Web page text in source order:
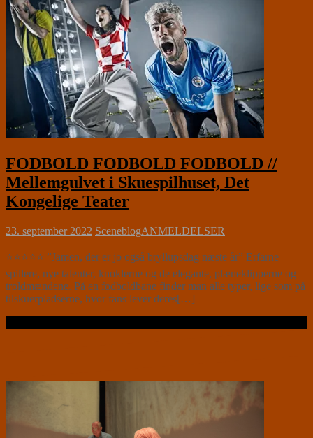
FODBOLD FODBOLD FODBOLD //
Mellemgulvet i Skuespilhuset, Det
Kongelige Teater
23. september 2022 SceneblogANMELDELSER
⭐⭐⭐⭐⭐ ”Jamen, der er jo også bryllupsdag næste år” Erfarne
spillere, nye talenter, knoklerne og de elegante, plæneklipperne og
troldmændene. På en fodboldbane finder man alle typer, lige som på
tilskuerpladserne, hvor fans lever deres[…]